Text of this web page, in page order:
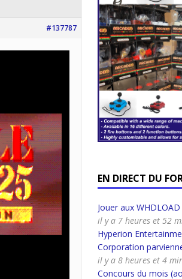
#137787
EN DIRECT DU
Jouer aux
il y a 7 heures et 52
Hyperion
Corporation
il y a 8 heures et 4
Concours du mois